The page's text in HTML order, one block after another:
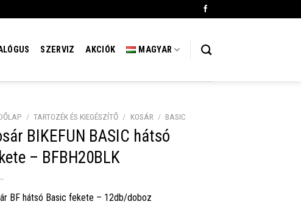
SZERVIZ AKCIÓK MAGYAR
/ TARTOZÉK ÉS KIEGÉSZÍTŐ / KOSÁR / BASIC
BIKEFUN BASIC hátsó
– BFBH20BLK
BF hátsó Basic fekete – 12db/doboz